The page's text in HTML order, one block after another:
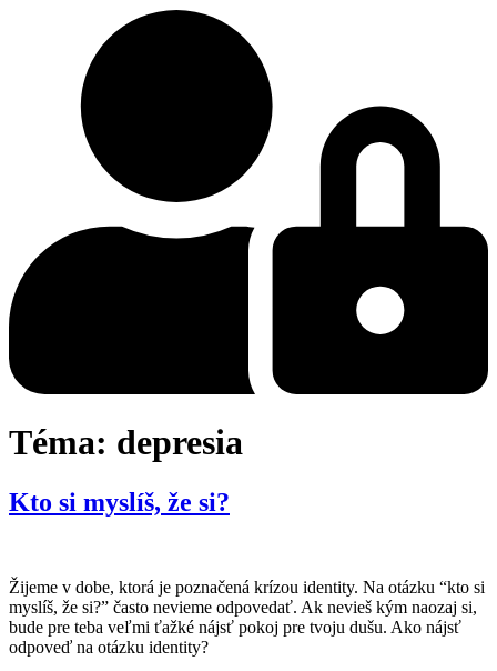
Téma: depresia
Kto si myslíš, že si?
Žijeme v dobe, ktorá je poznačená krízou identity. Na otázku “kto si
myslíš, že si?” často nevieme odpovedať. Ak nevieš kým naozaj si,
bude pre teba veľmi ťažké nájsť pokoj pre tvoju dušu. Ako nájsť
odpoveď na otázku identity?